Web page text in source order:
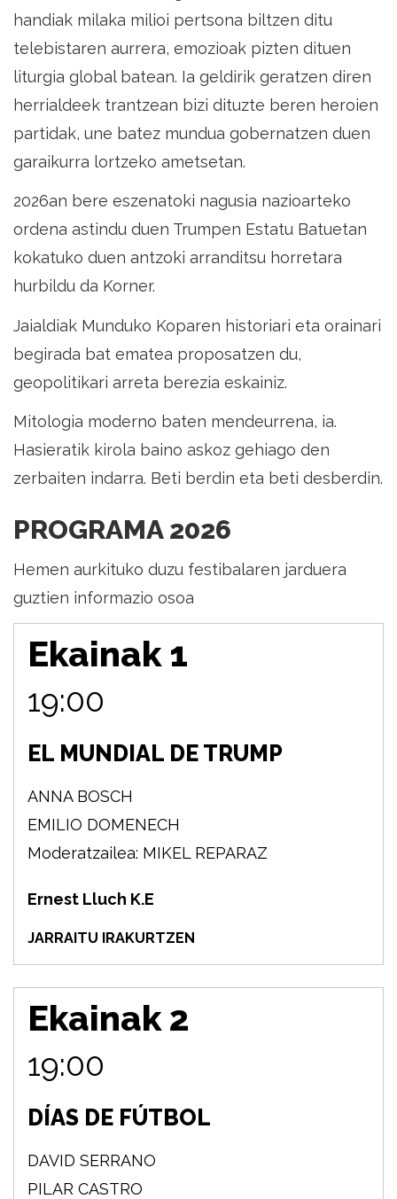
Maiatzak
31-
Ekainak
6
|
Donostia
handiak milaka milioi pertsona biltzen ditu
telebistaren aurrera, emozioak pizten dituen
liturgia global batean. Ia geldirik geratzen diren
herrialdeek trantzean bizi dituzte beren heroien
partidak, une batez mundua gobernatzen duen
garaikurra lortzeko ametsetan.
2026an bere eszenatoki nagusia nazioarteko
ordena astindu duen Trumpen Estatu Batuetan
kokatuko duen antzoki arranditsu horretara
hurbildu da Korner.
Jaialdiak Munduko Koparen historiari eta orainari
begirada bat ematea proposatzen du,
geopolitikari arreta berezia eskainiz.
Mitologia moderno baten mendeurrena, ia.
Hasieratik kirola baino askoz gehiago den
zerbaiten indarra. Beti berdin eta beti desberdin.
PROGRAMA 2026
Hemen aurkituko duzu festibalaren jarduera
guztien informazio osoa
Ekainak 1
19:00
EL MUNDIAL DE TRUMP
ANNA BOSCH
EMILIO DOMENECH
Moderatzailea: MIKEL REPARAZ
Ernest Lluch K.E
JARRAITU IRAKURTZEN
Ekainak 2
19:00
DÍAS DE FÚTBOL
DAVID SERRANO
PILAR CASTRO